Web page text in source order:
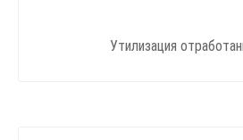
Утилизация